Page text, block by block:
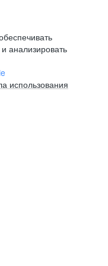
анализировать
использования